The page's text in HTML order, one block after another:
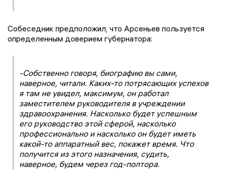
Собеседник предположил, что Арсеньев пользуется
определенным доверием губернатора:
-Собственно говоря, биографию вы сами,
наверное, читали. Каких-то потрясающих успехов
я там не увидел, максимум, он работал
заместителем руководителя в учреждении
здравоохранения. Насколько будет успешным
его руководство этой сферой, насколько
профессионально и насколько он будет иметь
какой-то аппаратный вес, покажет время. Что
получится из этого назначения, судить,
наверное, будем через год-полтора.